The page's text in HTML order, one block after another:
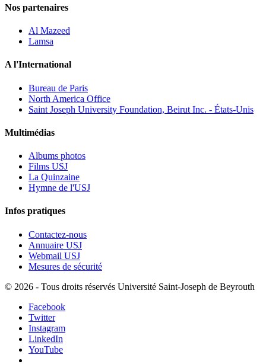
Nos partenaires
Al Mazeed
Lamsa
A l'International
Bureau de Paris
North America Office
Saint Joseph University Foundation, Beirut Inc. - États-Unis
Multimédias
Albums photos
Films USJ
La Quinzaine
Hymne de l'USJ
Infos pratiques
Contactez-nous
Annuaire USJ
Webmail USJ
Mesures de sécurité
© 2026 - Tous droits réservés Université Saint-Joseph de Beyrouth
Facebook
Twitter
Instagram
LinkedIn
YouTube